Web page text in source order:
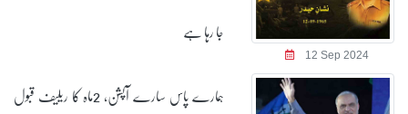
12 Sep 2024
جا رہا ہے
ہمارے پاس سارے آپشن، 2ماہ کا ریلیف قبول